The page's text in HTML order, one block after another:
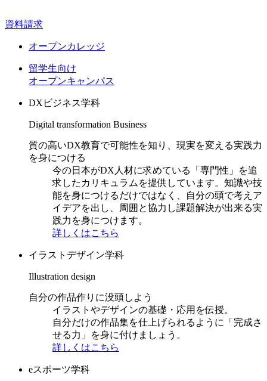
資料請求
オープンカレッジ
留学生向け
オープンキャンパス
DXビジネス学科
Digital transformation Business
質の高いDX教育で可能性を知り、現実を変える実践力
を身につける
今の日本がDX人材に求めている「専門性」を追
求したカリキュラムを提供しています。知識や技
能を身につけるだけではなく、自分の頭で考えア
イデアを出し、周囲と協力し課題解決が出来る実
践力を身につけます。
詳しくはこちら
イラストデザイン学科
Illustration design
自分の作品作りに没頭しよう
イラストやデザインの基礎・応用を伝授。
自分だけの作品集を仕上げられるように「完成さ
せる力」を身に付けましょう。
詳しくはこちら
eスポーツ学科